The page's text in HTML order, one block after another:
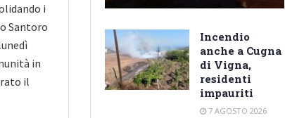
i
Santoro
in
il
Incendio
anche a Cugna
di Vigna,
residenti
impauriti
7 AGOSTO 2026